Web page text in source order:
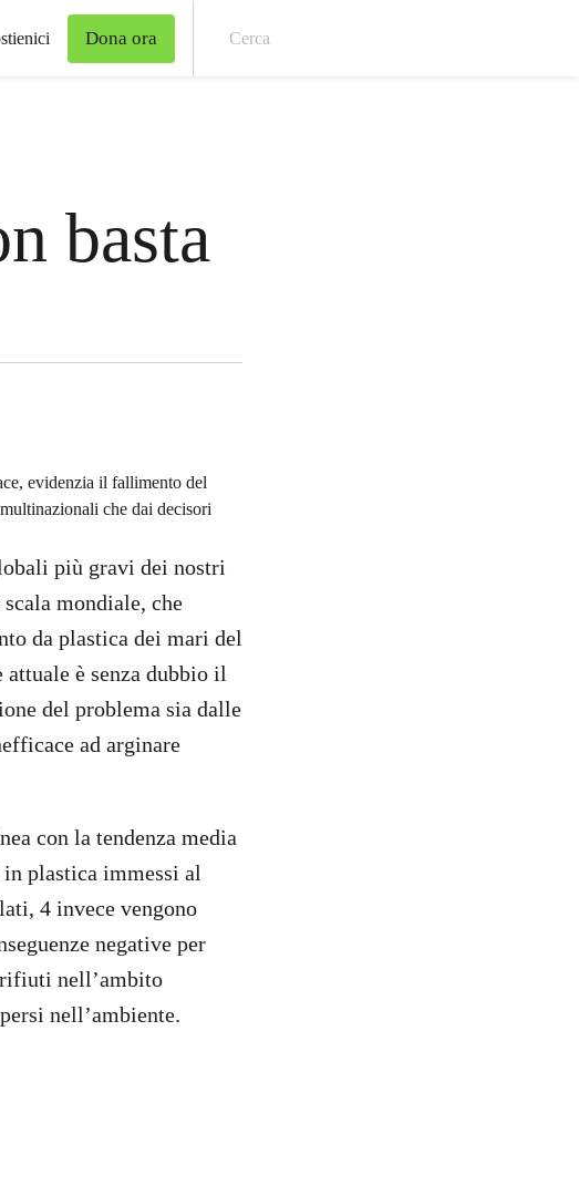
Dona ora
basta
evidenzia il fallimento del
che dai decisori
più gravi dei nostri
mondiale, che
da plastica dei mari del
è senza dubbio il
del problema sia dalle
ad arginare
con la tendenza media
plastica immessi al
4 invece vengono
negative per
rifiuti nell’ambito
nell’ambiente.